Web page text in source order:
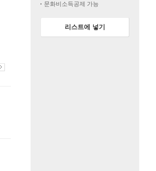
문화비소득공제 가능
리스트에 넣기